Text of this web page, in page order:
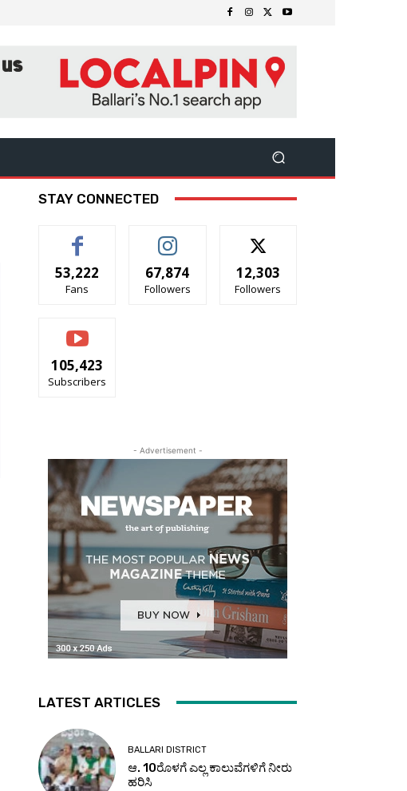
STAY CONNECTED
53,222
Fans
67,874
Followers
12,303
Followers
105,423
Subscribers
- Advertisement -
LATEST ARTICLES
BALLARI DISTRICT
ಆ. 10ರೊಳಗೆ ಎಲ್ಲ ಕಾಲುವೆಗಳಿಗೆ ನೀರು
ಹರಿಸಿ